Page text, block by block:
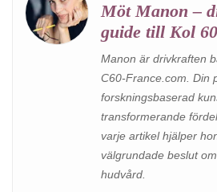
Möt Manon –
guide till Kol
Manon är drivkraften
C60-France.com. Din
forskningsbaserad
transformerande
varje artikel hjälper
välgrundade beslut
hudvård.